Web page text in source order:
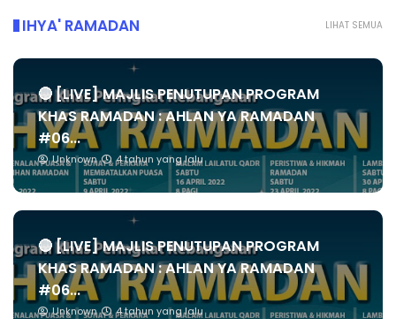
LIHAT SEMUA
IHYA' RAMADAN
🔴 [LIVE] MAJLIS PENUTUPAN PROGRAM
KHAS RAMADAN : AHLAN YA RAMADAN
#06...
Unknown 4 tahun yang lalu
🔴 [LIVE] MAJLIS PENUTUPAN PROGRAM
KHAS RAMADAN : AHLAN YA RAMADAN
#06...
Unknown 4 tahun yang lalu